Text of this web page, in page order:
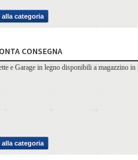
alla categoria
CONSEGNA
e Garage in legno disponibili a magazzino
alla categoria